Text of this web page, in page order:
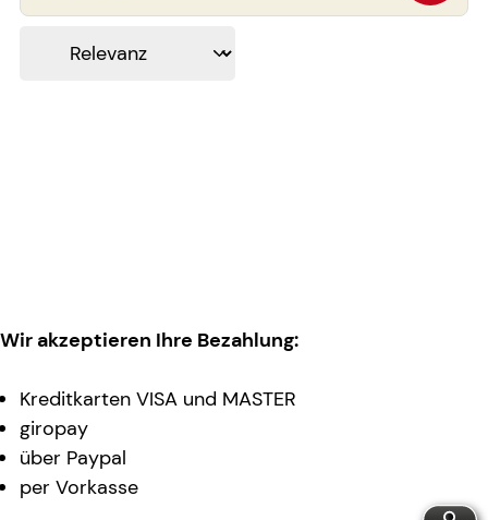
Wir akzeptieren Ihre Bezahlung:
Kreditkarten VISA und MASTER
giropay
über Paypal
per Vorkasse